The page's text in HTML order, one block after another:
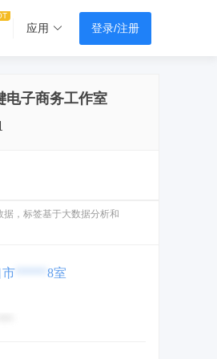
应用 登录/注册
电子商务工作室
据，标签基于大数据分析和
市 8室